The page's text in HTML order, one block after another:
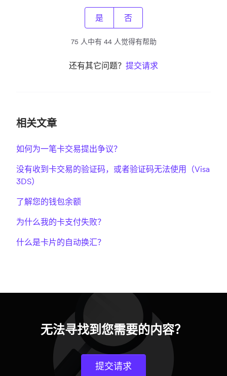
是 否
75 人中有 44 人觉得有帮助
还有其它问题？ 提交请求
相关文章
如何为一笔卡交易提出争议？
没有收到卡交易的验证码，或者验证码无法使用（Visa
3DS）
了解您的钱包余额
为什么我的卡支付失败？
什么是卡片的自动换汇？
无法寻找到您需要的内容？
提交请求